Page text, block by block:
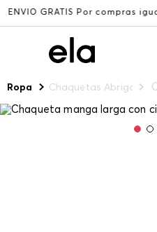
Por compras iguales o
Ropa Chaquetas Abrigos y